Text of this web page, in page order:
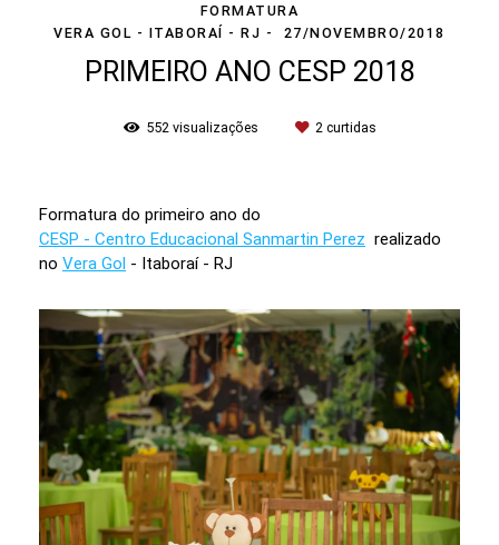
FORMATURA
VERA GOL - ITABORAÍ - RJ
27/NOVEMBRO/2018
PRIMEIRO ANO CESP 2018
552 visualizações 2 curtidas
Formatura do primeiro ano do
CESP - Centro Educacional Sanmartin Perez realizado
no Vera Gol - Itaboraí - RJ